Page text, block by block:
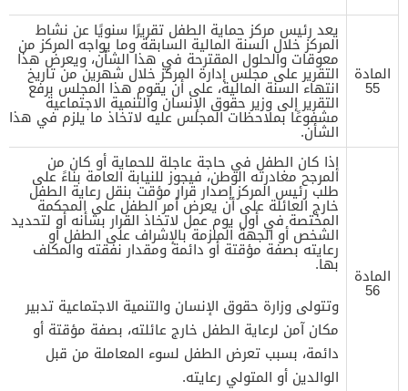
المادة
55
يعد رئيس مركز حماية الطفل تقريرًا سنويًا عن نشاط
المركز خلال السنة المالية السابقة وما يواجه المركز من
معوقات والحلول المقترحة في هذا الشأن، ويعرض هذا
التقرير على مجلس إدارة المركز خلال شهرين من تاريخ
انتهاء السنة المالية، على أن يقوم هذا المجلس برفع
التقرير إلى وزير حقوق الإنسان والتنمية الاجتماعية
مشفوعًا بملاحظات المجلس عليه لاتخاذ ما يلزم في هذا
الشأن.
المادة
56
إذا كان الطفل في حاجة عاجلة للحماية أو كان من
المرجح مغادرته الوطن، فيجوز للنيابة العامة بناءً على
طلب رئيس المركز إصدار قرار مؤقت بنقل رعاية الطفل
خارج العائلة على أن يعرض أمر الطفل على المحكمة
المختصة في أول يوم عمل لاتخاذ القرار بشأنه أو لتحديد
الشخص أو الجهة الملزمة بالإشراف على الطفل أو
رعايته بصفة مؤقتة أو دائمة ومقدار نفقته والمكلف
بها.
وتتولى وزارة حقوق الإنسان والتنمية الاجتماعية تدبير
مكان آمن لرعاية الطفل خارج عائلته، بصفة مؤقتة أو
دائمة، بسبب تعرض الطفل لسوء المعاملة من قبل
الوالدين أو المتولي رعايته.